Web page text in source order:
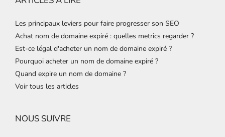
Les principaux leviers pour faire progresser son SEO
Achat nom de domaine expiré : quelles metrics regarder ?
Est-ce légal d'acheter un nom de domaine expiré ?
Pourquoi acheter un nom de domaine expiré ?
Quand expire un nom de domaine ?
Voir tous les articles
NOUS SUIVRE